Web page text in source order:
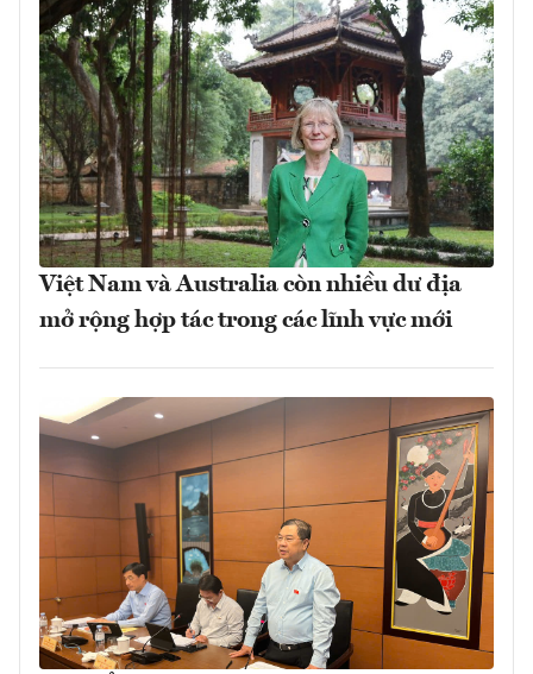
Việt Nam và Australia còn nhiều dư địa
mở rộng hợp tác trong các lĩnh vực mới